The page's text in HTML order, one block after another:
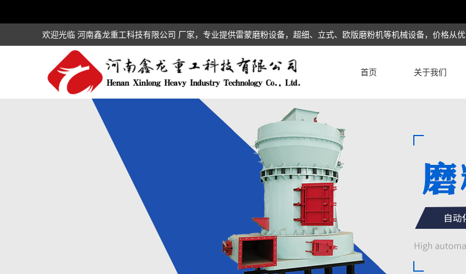
欢迎光临 河南鑫龙重工科技有限公司 厂家，专业提供雷蒙磨粉设备，超细、立式、欧版磨粉机等机械设备，价格从优.
首页 关于我们